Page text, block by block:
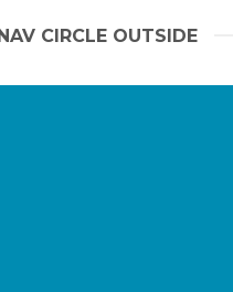
CIRCLE OUTSIDE